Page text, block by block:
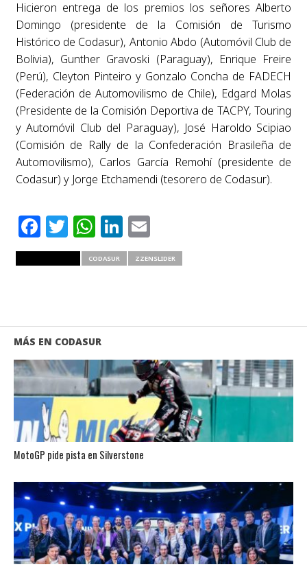
Hicieron entrega de los premios los señores Alberto
Domingo (presidente de la Comisión de Turismo
Histórico de Codasur), Antonio Abdo (Automóvil Club de
Bolivia), Gunther Gravoski (Paraguay), Enrique Freire
(Perú), Cleyton Pinteiro y Gonzalo Concha de FADECH
(Federación de Automovilismo de Chile), Edgard Molas
(Presidente de la Comisión Deportiva de TACPY, Touring
y Automóvil Club del Paraguay), José Haroldo Scipiao
(Comisión de Rally de la Confederación Brasileña de
Automovilismo), Carlos García Remohí (presidente de
Codasur) y Jorge Etchamendi (tesorero de Codasur).
Facebook
Twitter
WhatsApp
LinkedIn
Email
CODASUR ZZENSLIDER
MÁS EN CODASUR
MotoGP pide pista en Silverstone